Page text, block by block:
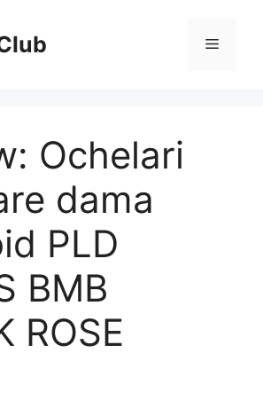
Meniu
Ochelari
dama
PLD
BMB
ROSE